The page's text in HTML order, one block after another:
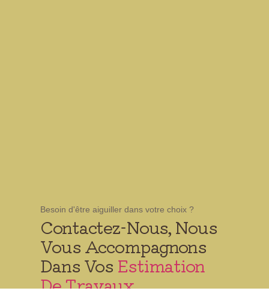
Besoin d'être aiguiller dans votre choix ?
Contactez-Nous, Nous
Vous Accompagnons
Dans Vos Estimation
De Travaux